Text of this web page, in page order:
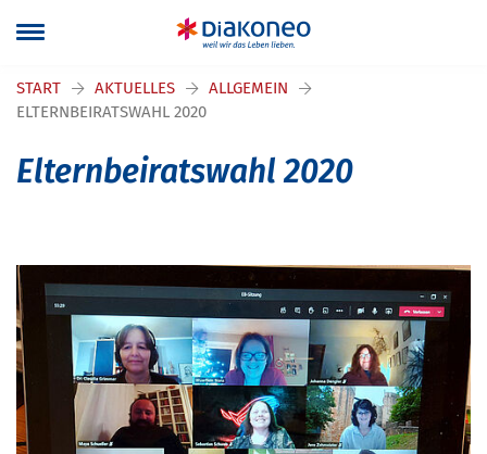
START AKTUELLES
ALLGEMEIN
ELTERNBEIRATSWAHL 2020
Elternbeiratswahl 2020